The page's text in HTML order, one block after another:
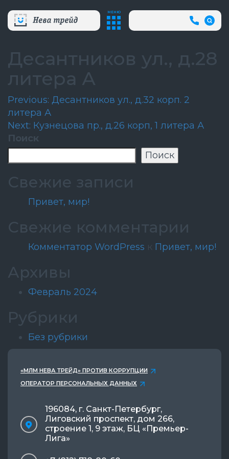
МЕНЮ
+7
(812)
66
Десантников ул., д.28
литера А
Навигация
по
записям
Previous: Десантников ул., д.32 корп. 2
литера А
Next: Кузнецова пр., д.26 корп, 1 литера А
Поиск
Поиск
Свежие записи
Привет, мир!
Свежие комментарии
Комментатор WordPress к Привет, мир!
Архивы
Февраль 2024
Рубрики
Без рубрики
«МЛМ НЕВА ТРЕЙД» ПРОТИВ КОРРУПЦИИ
ОПЕРАТОР ПЕРСОНАЛЬНЫХ ДАННЫХ
196084, г. Санкт-Петербург,
Лиговский проспект, дом 266,
строение 1, 9 этаж, БЦ «Премьер-
Лига»